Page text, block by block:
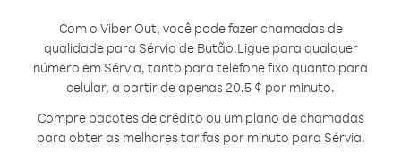
Com o Viber Out, você pode fazer chamadas de
qualidade para Sérvia de Butão.Ligue para qualquer
número em Sérvia, tanto para telefone fixo quanto para
celular, a partir de apenas 20.5 ¢ por minuto.
Compre pacotes de crédito ou um plano de chamadas
para obter as melhores tarifas por minuto para Sérvia.